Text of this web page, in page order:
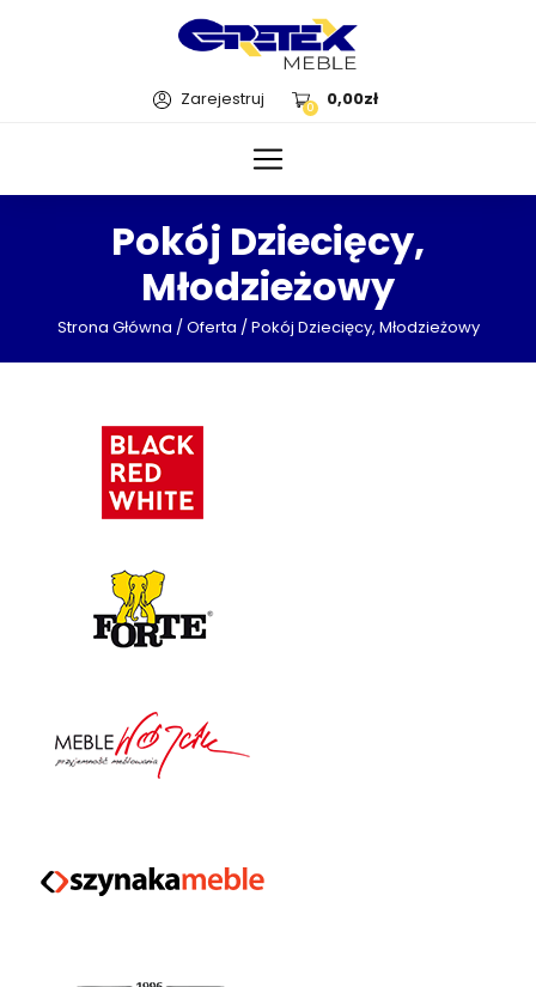
Zarejestruj 0 0,00zł
Pokój Dziecięcy,
Młodzieżowy
Strona Główna /Oferta / Pokój Dziecięcy, Młodzieżowy